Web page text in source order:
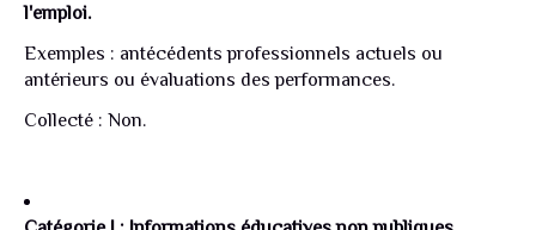
l'emploi.
Exemples : antécédents professionnels actuels ou
antérieurs ou évaluations des performances.
Collecté : Non.